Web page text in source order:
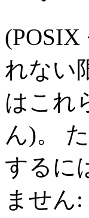
(POSIX
れない
はこれ
ん)。
するに
ません: